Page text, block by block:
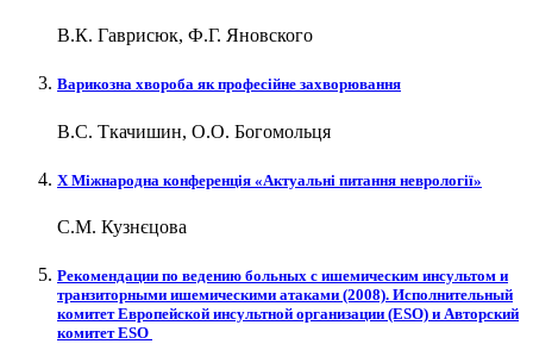
В.К. Гаврисюк, Ф.Г. Яновского
Варикозна хвороба як професійне захворювання
В.С. Ткачишин, О.О. Богомольця
Х Міжнародна конференція «Актуальні питання неврології»
С.М. Кузнєцова
Рекомендации по ведению больных с ишемическим инсультом и
транзиторными ишемическими атаками (2008). Исполнительный
комитет Европейской инсультной организации (ESO) и Авторский
комитет ESO